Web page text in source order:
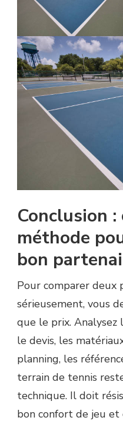
Conclusion
méthode
bon
Pour comparer deux
sérieusement, vous
que le prix. Analysez
le devis, les
planning, les
terrain de tennis
technique. Il doit
bon confort de jeu